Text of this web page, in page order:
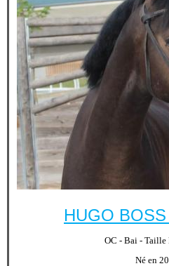
HUGO
OC - Bai - Taille
Né en